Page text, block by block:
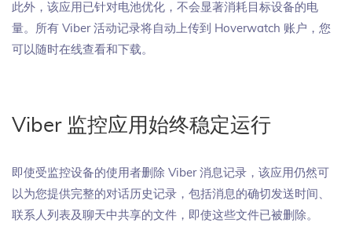
此外，该应用已针对电池优化，不会显著消耗目标设备的电
量。所有 Viber 活动记录将自动上传到 Hoverwatch 账户，您
可以随时在线查看和下载。
Viber 监控应用始终稳定运行
即使受监控设备的使用者删除 Viber 消息记录，该应用仍然可
以为您提供完整的对话历史记录，包括消息的确切发送时间、
联系人列表及聊天中共享的文件，即使这些文件已被删除。